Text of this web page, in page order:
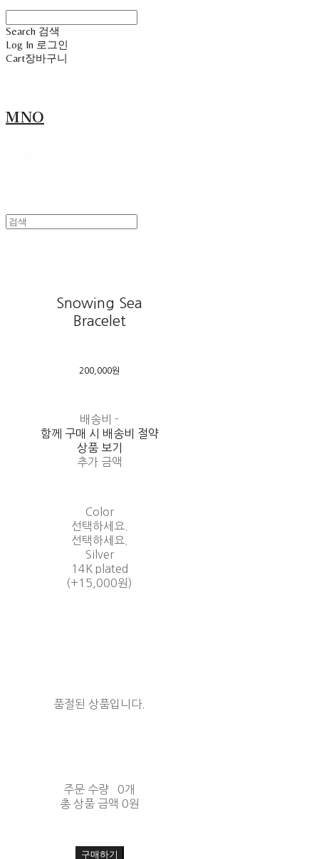
Search 검색
Log In 로그인
Cart장바구니
MNO
Snowing Sea
Bracelet
200,000원
배송비 -
함께 구매 시 배송비 절약
상품 보기
추가 금액
Color
선택하세요.
선택하세요.
Silver
14K plated
(+15,000원)
품절된 상품입니다.
주문 수량
0개
총 상품 금액 0원
구매하기